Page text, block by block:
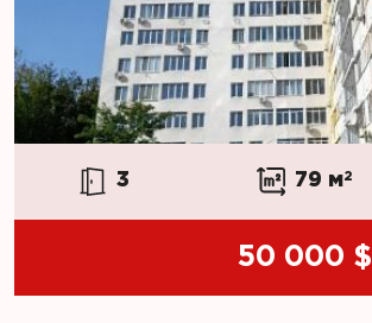
3 79 м2
50 000 $